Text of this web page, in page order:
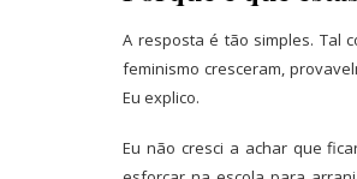
A resposta é tão simples. Tal
feminismo cresceram,
Eu explico.
Eu não cresci a achar que